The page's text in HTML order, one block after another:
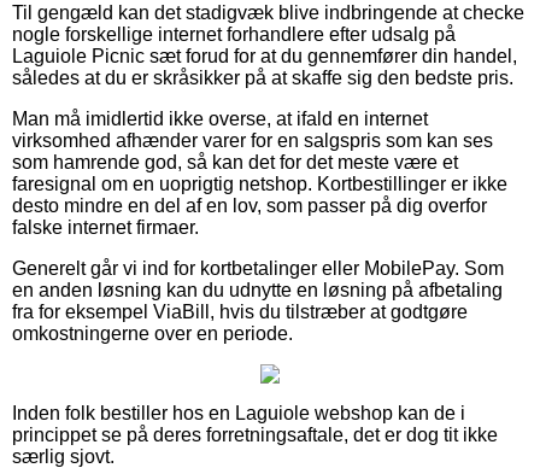
Til gengæld kan det stadigvæk blive indbringende at checke
nogle forskellige internet forhandlere efter udsalg på
Laguiole Picnic sæt forud for at du gennemfører din handel,
således at du er skråsikker på at skaffe sig den bedste pris.
Man må imidlertid ikke overse, at ifald en internet
virksomhed afhænder varer for en salgspris som kan ses
som hamrende god, så kan det for det meste være et
faresignal om en uoprigtig netshop. Kortbestillinger er ikke
desto mindre en del af en lov, som passer på dig overfor
falske internet firmaer.
Generelt går vi ind for kortbetalinger eller MobilePay. Som
en anden løsning kan du udnytte en løsning på afbetaling
fra for eksempel ViaBill, hvis du tilstræber at godtgøre
omkostningerne over en periode.
Inden folk bestiller hos en Laguiole webshop kan de i
princippet se på deres forretningsaftale, det er dog tit ikke
særlig sjovt.